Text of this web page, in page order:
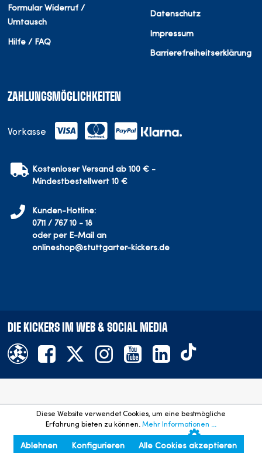
Formular Widerruf /
Umtausch
Hilfe / FAQ
Datenschutz
Impressum
Barrierefreiheitserklärung
ZAHLUNGSMÖGLICHKEITEN
Vorkasse
Kostenloser Versand ab 100 € -
Mindestbestellwert 10 €
Kunden-Hotline:
0711 / 767 10 - 18
oder per E-Mail an
onlineshop@stuttgarter-kickers.de
DIE KICKERS IM WEB & SOCIAL MEDIA
- Alle Rechte vorbehalten. Preisangaben inkl. gesetzl.
MwSt. und zzgl. Versandkosten.
Diese Website verwendet Cookies, um eine bestmögliche
Erfahrung bieten zu können. Mehr Informationen ...
Ablehnen Konfigurieren Alle Cookies akzeptieren